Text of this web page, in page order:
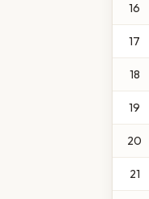
16
17
18
19
20
21